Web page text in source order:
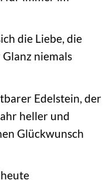
die Liebe, die
niemals
Edelstein, der
heller und
Glückwunsch